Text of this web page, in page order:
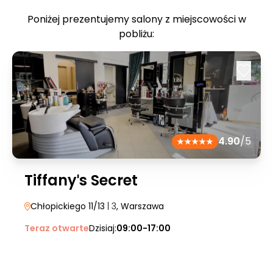
Poniżej prezentujemy salony z miejscowości w
pobliżu:
4.90/5
Tiffanyˈs Secret
Chłopickiego 11/13 | 3, Warszawa
Teraz otwarteDzisiaj:09:00-17:00